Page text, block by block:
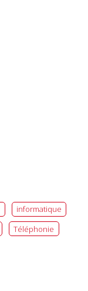
informatique
Téléphonie